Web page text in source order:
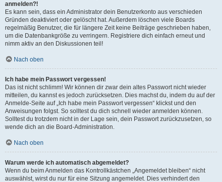
anmelden?!
Es kann sein, dass ein Administrator dein Benutzerkonto aus verschieden
Gründen deaktiviert oder gelöscht hat. Außerdem löschen viele Boards
regelmäßig Benutzer, die für längere Zeit keine Beiträge geschrieben haben,
um die Datenbankgröße zu verringern. Registriere dich einfach erneut und
nimm aktiv an den Diskussionen teil!
Nach oben
Ich habe mein Passwort vergessen!
Das ist nicht schlimm! Wir können dir zwar dein altes Passwort nicht wieder
mitteilen, du kannst es jedoch zurücksetzen. Dies machst du, indem du auf der
Anmelde-Seite auf „Ich habe mein Passwort vergessen“ klickst und den
Anweisungen folgst. So solltest du dich schnell wieder anmelden können.
Solltest du trotzdem nicht in der Lage sein, dein Passwort zurückzusetzen, so
wende dich an die Board-Administration.
Nach oben
Warum werde ich automatisch abgemeldet?
Wenn du beim Anmelden das Kontrollkästchen „Angemeldet bleiben“ nicht
auswählst, wirst du nur für eine Sitzung angemeldet. Dies verhindert den